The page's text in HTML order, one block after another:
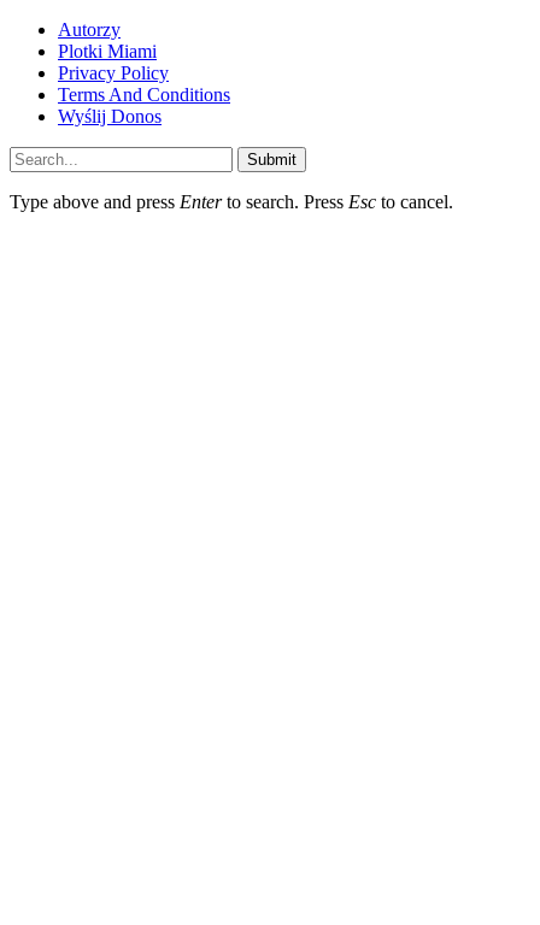
Autorzy
Plotki Miami
Privacy Policy
Terms And Conditions
Wyślij Donos
Submit
Type above and press Enterto search. Press Esc to cancel.